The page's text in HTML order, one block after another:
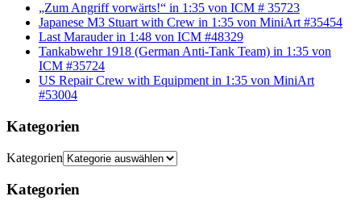
„Zum Angriff vorwärts!“ in 1:35 von ICM # 35723
Japanese M3 Stuart with Crew in 1:35 von MiniArt #35454
Last Marauder in 1:48 von ICM #48329
Tankabwehr 1918 (German Anti-Tank Team) in 1:35 von
ICM #35724
US Repair Crew with Equipment in 1:35 von MiniArt
#53004
Kategorien
Kategorien
Kategorien